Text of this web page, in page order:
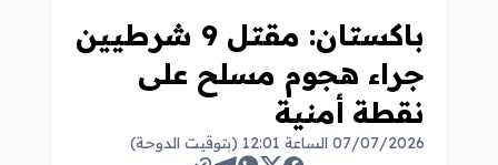
باكستان: مقتل 9 شرطيين
جراء هجوم مسلح على
نقطة أمنية
07/07/2026 الساعة 12:01 (بتوقيت الدوحة)